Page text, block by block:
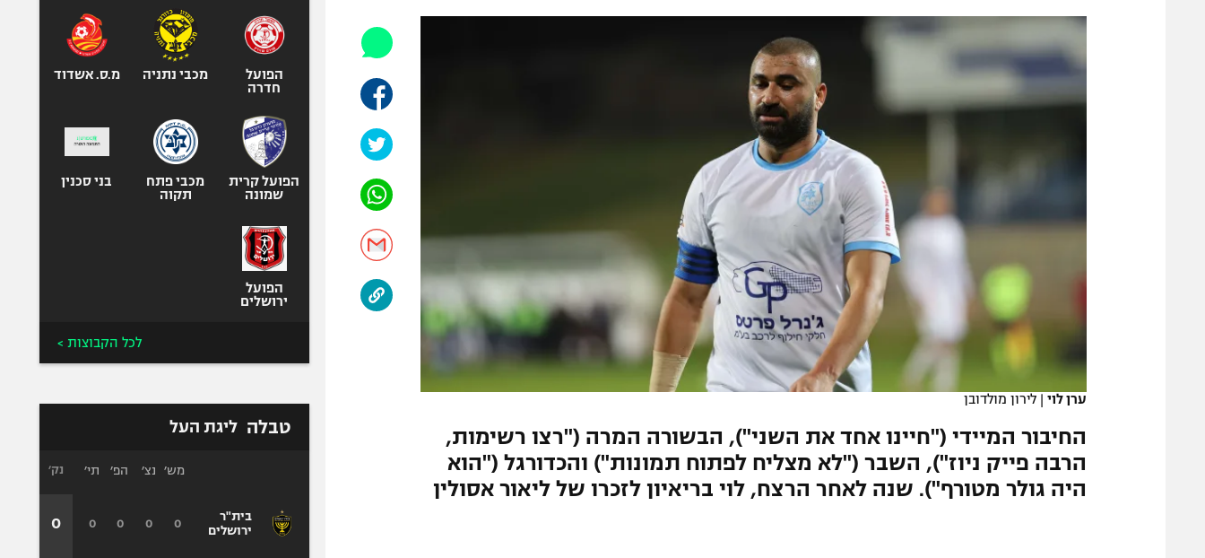
תקנון משתתפים וזוכים בפרסים
תקנון עבור פעילות אלקטרה
תקנון עבור פעילות ספורט 1 – "מרלן"
מדיניות פרטיות
רשיון להקרנה פומבית לבית עסק
הצטרפות לחבילת הערוצים
לוח דרושים – ג'ובנט
תגיות
המגזין
הפועל תל אביב
הפועל חיפה
הפועל באר שבע
מכבי נתניה
בני יהודה
ליגה סינית
אופניים
ספורט מוטורי
כדורמים
בייסבול MLB
ספורט אתגרי
אומנויות לחימה
ערן לוי | לירון מולדובן
החיבור המיידי ("חיינו אחד את השני"), הבשורה המרה ("רצו רשימות,
הרבה פייק ניוז"), השבר ("לא מצליח לפתוח תמונות") והכדורגל ("הוא
היה גולר מטורף"). שנה לאחר הרצח, לוי בריאיון לזכרו של ליאור אסולין
הפועל
חדרה
מכבי נתניה מ.ס. אשדוד
הפועל קרית
שמונה
מכבי פתח
תקוה
בני סכנין
הפועל
ירושלים
לכל הקבוצות >
טבלה ליגת העל
בית"ר
ירושלים
מש׳ נצ׳ הפ׳ תי׳
0
0
0
0
נק׳
0